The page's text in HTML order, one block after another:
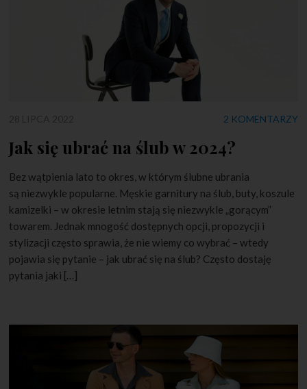
2 KOMENTARZY
Jak się ubrać na ślub w 2024?
Bez wątpienia lato to okres, w którym ślubne ubrania
są niezwykle popularne. Męskie garnitury na ślub, buty, koszule
kamizelki – w okresie letnim stają się niezwykle „gorącym”
towarem. Jednak mnogość dostępnych opcji, propozycji i
stylizacji często sprawia, że nie wiemy co wybrać – wtedy
pojawia się pytanie – jak ubrać się na ślub? Często dostaję
pytania jaki […]